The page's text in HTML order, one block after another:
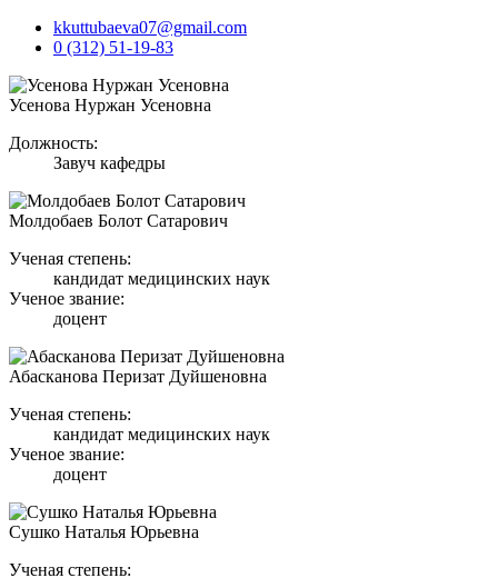
kkuttubaeva07@gmail.com
0 (312) 51-19-83
Усенова Нуржан Усеновна
Должность:
Завуч кафедры
Молдобаев Болот Сатарович
Ученая степень:
кандидат медицинских наук
Ученое звание:
доцент
Абасканова Перизат Дуйшеновна
Ученая степень:
кандидат медицинских наук
Ученое звание:
доцент
Сушко Наталья Юрьевна
Ученая степень: